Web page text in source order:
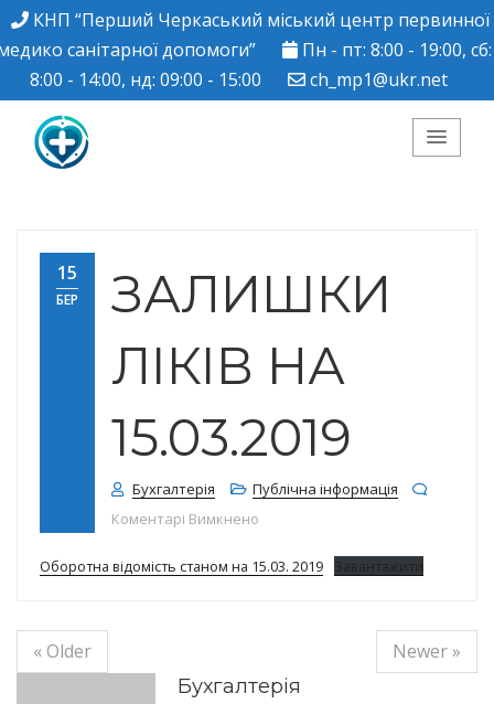
КНП “Перший Черкаський міський центр первинної
санітарної допомоги”
Пн - пт: 8:00 - 19:00, сб:
8:00 - 14:00, нд: 09:00 - 15:00
ch_mp1@ukr.net
Черкаський міський
центр ПМСД"
15
БЕР
ЗАЛИШКИ
ЛІКІВ НА
15.03.2019
Бухгалтерія
Публічна інформація
Коментарі Вимкнено
Оборотна відомість станом на 15.03. 2019 Завантажити
« Older
Newer »
Бухгалтерія